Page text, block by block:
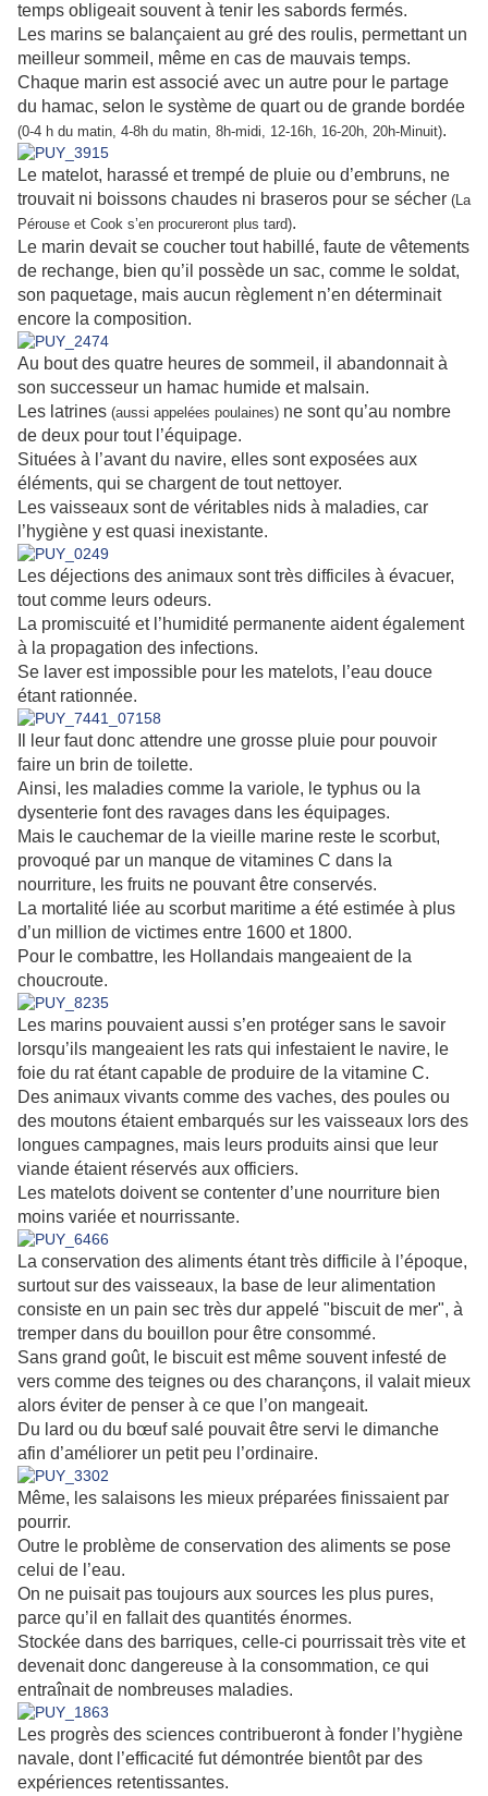
temps obligeait souvent à tenir les sabords fermés.
Les marins se balançaient au gré des roulis, permettant un
meilleur sommeil, même en cas de mauvais temps.
Chaque marin est associé avec un autre pour le partage
du hamac, selon le système de quart ou de grande bordée
(0-4 h du matin, 4-8h du matin, 8h-midi, 12-16h, 16-20h, 20h-Minuit).
Le matelot, harassé et trempé de pluie ou d’embruns, ne
trouvait ni boissons chaudes ni braseros pour se sécher (La
Pérouse et Cook s’en procureront plus tard).
Le marin devait se coucher tout habillé, faute de vêtements
de rechange, bien qu’il possède un sac, comme le soldat,
son paquetage, mais aucun règlement n’en déterminait
encore la composition.
Au bout des quatre heures de sommeil, il abandonnait à
son successeur un hamac humide et malsain.
Les latrines (aussi appelées poulaines) ne sont qu’au nombre
de deux pour tout l’équipage.
Situées à l’avant du navire, elles sont exposées aux
éléments, qui se chargent de tout nettoyer.
Les vaisseaux sont de véritables nids à maladies, car
l’hygiène y est quasi inexistante.
Les déjections des animaux sont très difficiles à évacuer,
tout comme leurs odeurs.
La promiscuité et l’humidité permanente aident également
à la propagation des infections.
Se laver est impossible pour les matelots, l’eau douce
étant rationnée.
Il leur faut donc attendre une grosse pluie pour pouvoir
faire un brin de toilette.
Ainsi, les maladies comme la variole, le typhus ou la
dysenterie font des ravages dans les équipages.
Mais le cauchemar de la vieille marine reste le scorbut,
provoqué par un manque de vitamines C dans la
nourriture, les fruits ne pouvant être conservés.
La mortalité liée au scorbut maritime a été estimée à plus
d’un million de victimes entre 1600 et 1800.
Pour le combattre, les Hollandais mangeaient de la
choucroute.
Les marins pouvaient aussi s’en protéger sans le savoir
lorsqu’ils mangeaient les rats qui infestaient le navire, le
foie du rat étant capable de produire de la vitamine C.
Des animaux vivants comme des vaches, des poules ou
des moutons étaient embarqués sur les vaisseaux lors des
longues campagnes, mais leurs produits ainsi que leur
viande étaient réservés aux officiers.
Les matelots doivent se contenter d’une nourriture bien
moins variée et nourrissante.
La conservation des aliments étant très difficile à l’époque,
surtout sur des vaisseaux, la base de leur alimentation
consiste en un pain sec très dur appelé "biscuit de mer", à
tremper dans du bouillon pour être consommé.
Sans grand goût, le biscuit est même souvent infesté de
vers comme des teignes ou des charançons, il valait mieux
alors éviter de penser à ce que l’on mangeait.
Du lard ou du bœuf salé pouvait être servi le dimanche
afin d’améliorer un petit peu l’ordinaire.
Même, les salaisons les mieux préparées finissaient par
pourrir.
Outre le problème de conservation des aliments se pose
celui de l’eau.
On ne puisait pas toujours aux sources les plus pures,
parce qu’il en fallait des quantités énormes.
Stockée dans des barriques, celle-ci pourrissait très vite et
devenait donc dangereuse à la consommation, ce qui
entraînait de nombreuses maladies.
Les progrès des sciences contribueront à fonder l’hygiène
navale, dont l’efficacité fut démontrée bientôt par des
expériences retentissantes.